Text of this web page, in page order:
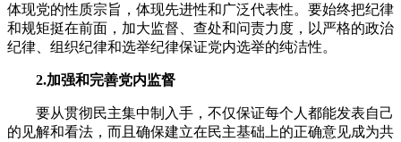
体现党的性质宗旨，体现先进性和广泛代表性。要始终把纪律
和规矩挺在前面，加大监督、查处和问责力度，以严格的政治
纪律、组织纪律和选举纪律保证党内选举的纯洁性。
2.加强和完善党内监督
要从贯彻民主集中制入手，不仅保证每个人都能发表自己
的见解和看法，而且确保建立在民主基础上的正确意见成为共